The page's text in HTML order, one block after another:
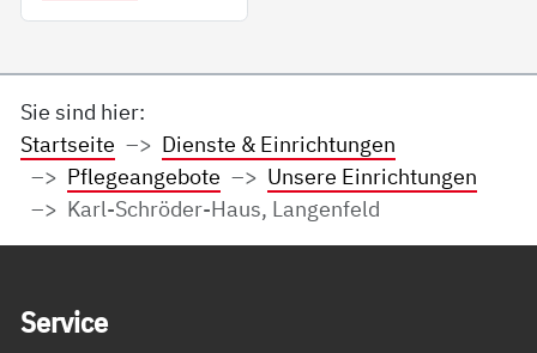
Sie sind hier:
Startseite
Dienste & Einrichtungen
Pflegeangebote
Unsere Einrichtungen
Karl-Schröder-Haus, Langenfeld
Ser­vice